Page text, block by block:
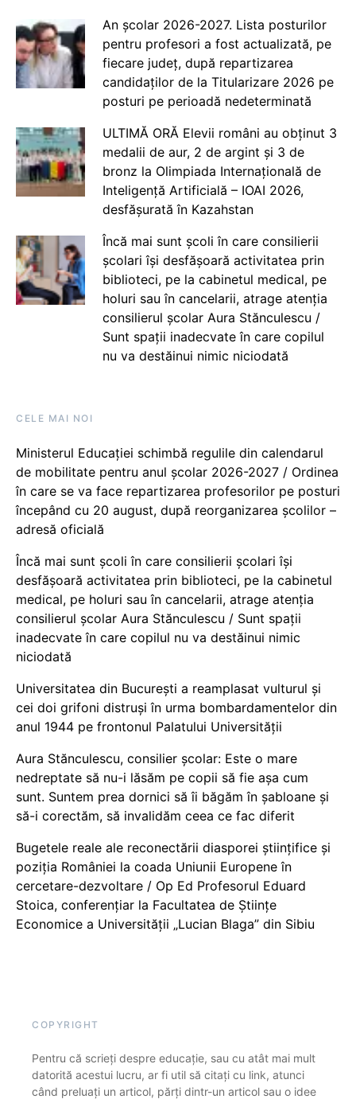
An școlar 2026-2027. Lista posturilor
pentru profesori a fost actualizată, pe
fiecare județ, după repartizarea
candidaților de la Titularizare 2026 pe
posturi pe perioadă nedeterminată
ULTIMĂ ORĂ Elevii români au obținut 3
medalii de aur, 2 de argint și 3 de
bronz la Olimpiada Internațională de
Inteligență Artificială – IOAI 2026,
desfășurată în Kazahstan
Încă mai sunt școli în care consilierii
școlari își desfășoară activitatea prin
biblioteci, pe la cabinetul medical, pe
holuri sau în cancelarii, atrage atenția
consilierul școlar Aura Stănculescu /
Sunt spații inadecvate în care copilul
nu va destăinui nimic niciodată
CELE MAI NOI
Ministerul Educației schimbă regulile din calendarul
de mobilitate pentru anul școlar 2026-2027 / Ordinea
în care se va face repartizarea profesorilor pe posturi
începând cu 20 august, după reorganizarea școlilor –
adresă oficială
Încă mai sunt școli în care consilierii școlari își
desfășoară activitatea prin biblioteci, pe la cabinetul
medical, pe holuri sau în cancelarii, atrage atenția
consilierul școlar Aura Stănculescu / Sunt spații
inadecvate în care copilul nu va destăinui nimic
niciodată
Universitatea din București a reamplasat vulturul și
cei doi grifoni distruși în urma bombardamentelor din
anul 1944 pe frontonul Palatului Universității
Aura Stănculescu, consilier școlar: Este o mare
nedreptate să nu-i lăsăm pe copii să fie așa cum
sunt. Suntem prea dornici să îi băgăm în șabloane și
să-i corectăm, să invalidăm ceea ce fac diferit
Bugetele reale ale reconectării diasporei științifice și
poziția României la coada Uniunii Europene în
cercetare-dezvoltare / Op Ed Profesorul Eduard
Stoica, conferențiar la Facultatea de Științe
Economice a Universității „Lucian Blaga” din Sibiu
COPYRIGHT
Pentru că scrieți despre educație, sau cu atât mai mult
datorită acestui lucru, ar fi util să citați cu link, atunci
când preluați un articol, părți dintr-un articol sau o idee